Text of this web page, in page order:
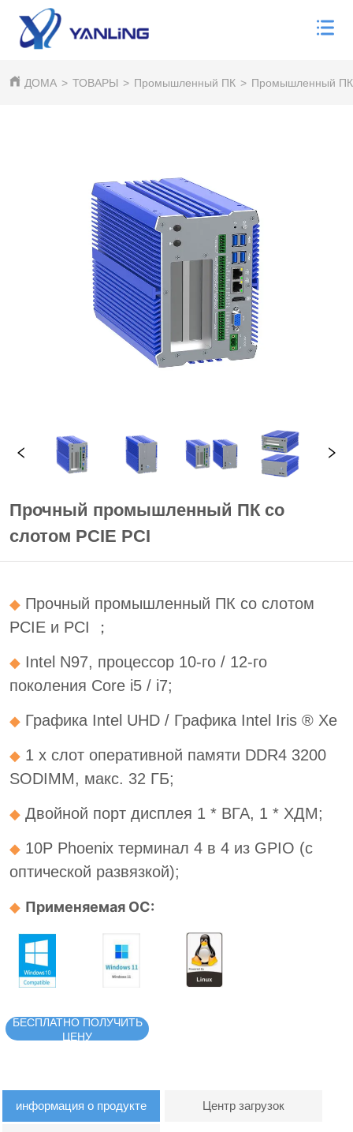
ДОМА > ТОВАРЫ > Промышленный ПК > Промышленный ПК
Прочный промышленный ПК со
слотом PCIE PCI
БЕСПЛАТНО ПОЛУЧИТЬ
ЦЕНУ
информация о продукте Центр загрузок